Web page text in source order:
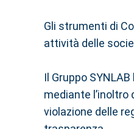
Gli strumenti di
attività delle
Il Gruppo
mediante
violazione delle